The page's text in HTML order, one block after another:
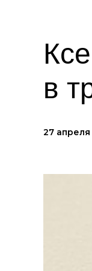
в
27